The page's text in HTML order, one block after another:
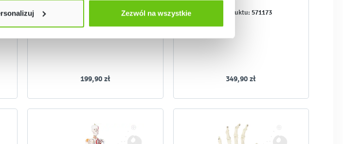
Zezwól na wszystkie
514029
199,90 zł
Kod produktu: 571173
349,90 zł